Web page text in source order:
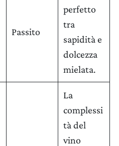
Passito
perfetto
tra
sapidità e
dolcezza
mielata.
La
complessi
tà del
vino